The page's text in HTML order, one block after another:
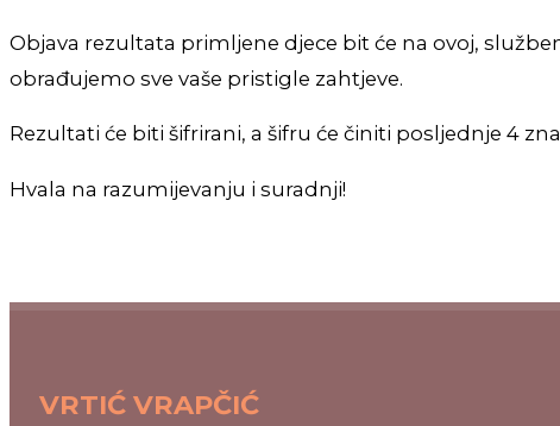
Objava rezultata primljene djece bit će na ovoj,
obrađujemo sve vaše pristigle zahtjeve.
Rezultati će biti šifrirani, a šifru će činiti posljednje 4
Hvala na razumijevanju i suradnji!
VRTIĆ VRAPČIĆ